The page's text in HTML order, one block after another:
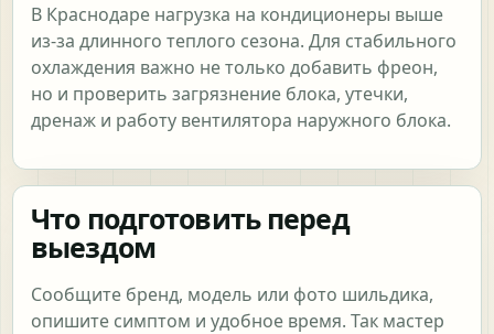
В Краснодаре нагрузка на кондиционеры выше
из-за длинного теплого сезона. Для стабильного
охлаждения важно не только добавить фреон,
но и проверить загрязнение блока, утечки,
дренаж и работу вентилятора наружного блока.
Что подготовить перед
выездом
Сообщите бренд, модель или фото шильдика,
опишите симптом и удобное время. Так мастер